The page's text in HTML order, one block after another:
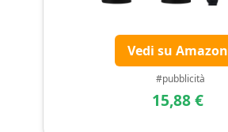
Vedi su Amazon
#pubblicità
15,88 €